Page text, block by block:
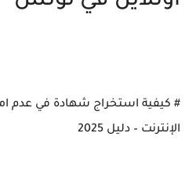
# كيفية استخراج شهادة في عدم
الإنترنت – دليل 2025